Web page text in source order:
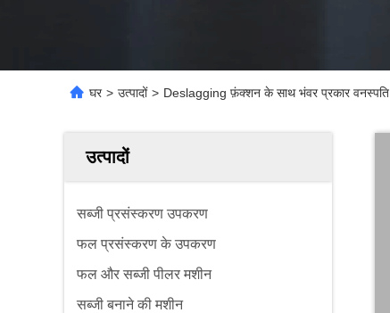
घर > उत्पादों > Deslagging फ़ंक्शन के साथ भंवर प्रकार वनस्पति
उत्पादों
सब्जी प्रसंस्करण उपकरण
फल प्रसंस्करण के उपकरण
फल और सब्जी पीलर मशीन
सब्जी बनाने की मशीन